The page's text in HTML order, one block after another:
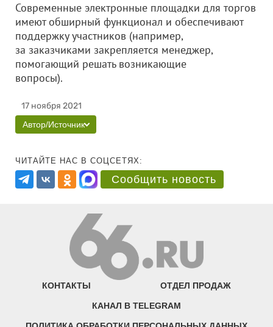
Современные электронные площадки для торгов
имеют обширный функционал и обеспечивают
поддержку участников (например,
за заказчиками закрепляется менеджер,
помогающий решать возникающие
вопросы).
17 ноября 2021
Автор/Источник
ЧИТАЙТЕ НАС В СОЦСЕТЯХ:
Сообщить новость
КОНТАКТЫ ОТДЕЛ ПРОДАЖ
КАНАЛ В TELEGRAM